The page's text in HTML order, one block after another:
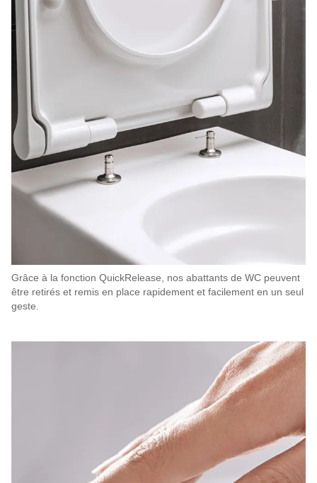
Grâce à la fonction QuickRelease, nos abattants de WC peuvent
être retirés et remis en place rapidement et facilement en un seul
geste.